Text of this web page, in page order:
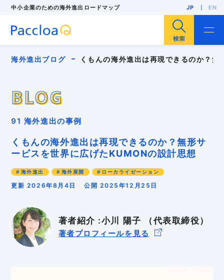
中小企業のための海外進出ロードマップ JP EN
サイト内検索
海外販路開拓
海外展示会
人気・注目記事
中小企業
インバウンド
インボイス
パッキングリスト
外国出願
安全保障貿易管理
海外バイヤー
海外ビジネスモデル
海外ブランディング
海外販売
異文化適応
知的財産 貿易実務
越境EC
輸出入規制
GDPR BtoB BtoC
海外進出ブログ くもんの海外進出は再現できるのか？
BLOG
BLOG
91 海外進出の事例
くもんの海外進出は再現できるのか？無形サ
ービスを世界に広げたKUMONの設計思想
海外進出 海外展開 ローカライゼーション
更新 2026年8月4日 公開 2025年12月25日
著者紹介 :小川 陽子 （代表取締役）
著者プロフィールを見る